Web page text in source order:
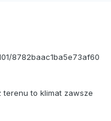
8782baac1ba5e73af60
terenu to klimat zawsze